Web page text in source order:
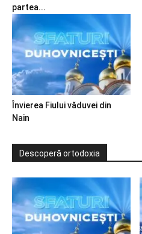
partea...
Învierea Fiului văduvei din
Nain
Descoperă ortodoxia